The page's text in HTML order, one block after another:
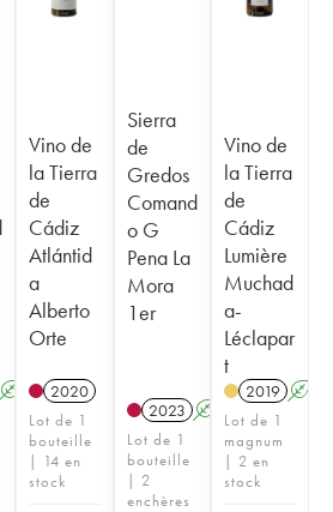
Vino de
la Tierra
de
Cádiz
Atlántid
a
Alberto
Orte
2020
Lot de 1
bouteille
| 14 en
stock
Sierra
de
Gredos
Comand
o G
Pena La
Mora
1er
2023 A
Lot de 1
bouteille
| 2
enchères
Vino de
la Tierra
de
Cádiz
Lumière
Muchad
a-
Léclapar
t
2019 A
Lot de 1
magnum
| 2 en
stock